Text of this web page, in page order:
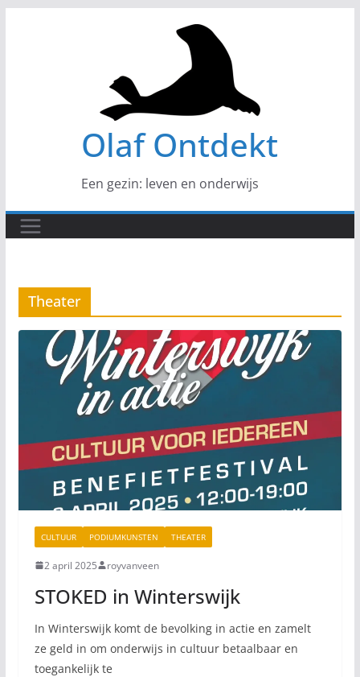
Olaf Ontdekt
Een gezin: leven en onderwijs
Theater
CULTUUR PODIUMKUNSTEN THEATER
2 april 2025 royvanveen
STOKED in Winterswijk
In Winterswijk komt de bevolking in actie en zamelt
ze geld in om onderwijs in cultuur betaalbaar en
toegankelijk te